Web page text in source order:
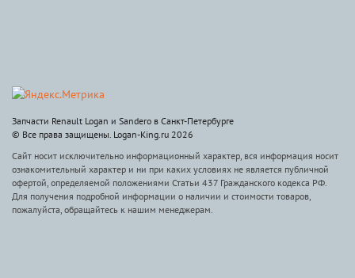
Запчасти Renault Logan и Sandero в Санкт-Петербурге
© Все права защищены. Logan-King.ru 2026
Сайт носит исключительно информационный характер, вся информация носит
ознакомительный характер и ни при каких условиях не является публичной
офертой, определяемой положениями Статьи 437 Гражданского кодекса РФ.
Для получения подробной информации о наличии и стоимости товаров,
пожалуйста, обращайтесь к нашим менеджерам.